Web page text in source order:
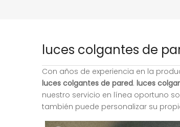
luces colgantes de
Con años de experiencia en la
luces colgantes de pared. luces
nuestro servicio en línea oportuno
también puede personalizar su